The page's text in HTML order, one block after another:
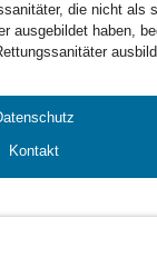
die nicht
ausgebildet haben,
Kontakt